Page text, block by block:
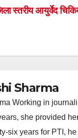
स्तरीय आयुर्वेद
Sharma
Working in
she provided
six years for PTI,